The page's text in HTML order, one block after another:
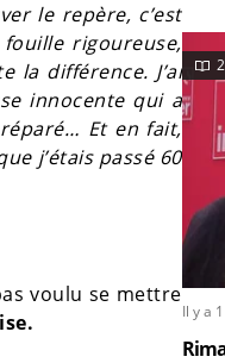
le repère, c’est
rigoureuse,
la différence. J’ai
innocente qui a
Et en fait,
j’étais passé 60
voulu se mettre
Il y a